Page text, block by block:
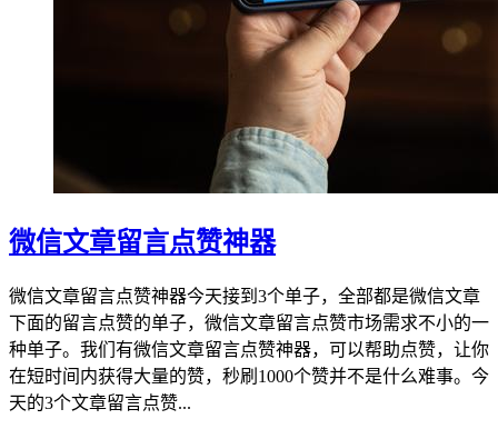
微信文章留言点赞神器
微信文章留言点赞神器今天接到3个单子，全部都是微信文章
下面的留言点赞的单子，微信文章留言点赞市场需求不小的一
种单子。我们有微信文章留言点赞神器，可以帮助点赞，让你
在短时间内获得大量的赞，秒刷1000个赞并不是什么难事。今
天的3个文章留言点赞...